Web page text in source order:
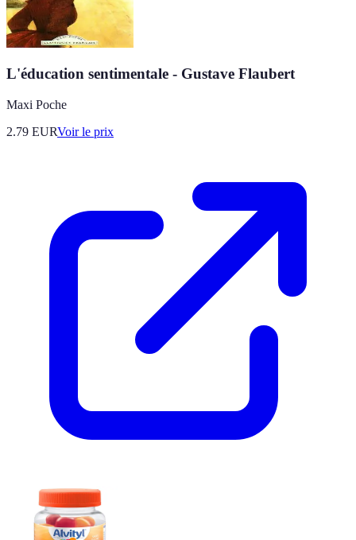
L'éducation sentimentale - Gustave Flaubert
Maxi Poche
2.79 EURVoir le prix